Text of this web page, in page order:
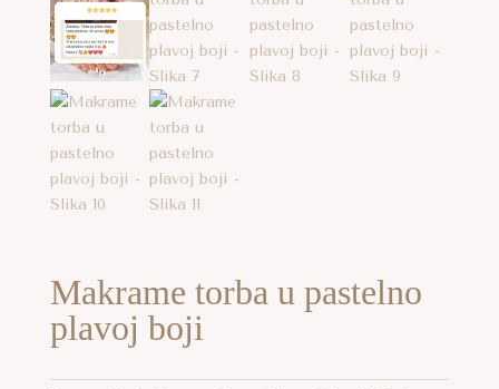
Makrame torba u pastelno
plavoj boji